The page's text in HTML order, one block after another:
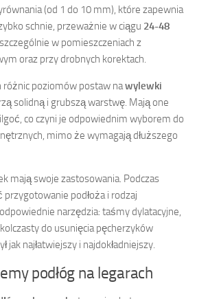
(od 1 do 10 mm), które zapewnia
schnie, przeważnie w ciągu 24-48
w pomieszczeniach z
oraz przy drobnych korektach.
różnic poziomów postaw nawylewki
solidną i grubszą warstwę. Mają one
co czyni je odpowiednim wyborem do
mimo że wymagają dłuższego
mają swoje zastosowania. Podczas
podłoża i rodzaj
narzędzia: taśmy dylatacyjne,
kolczasty do usunięcia pęcherzyków
jak najłatwiejszy i najdokładniejszy.
podłóg na legarach